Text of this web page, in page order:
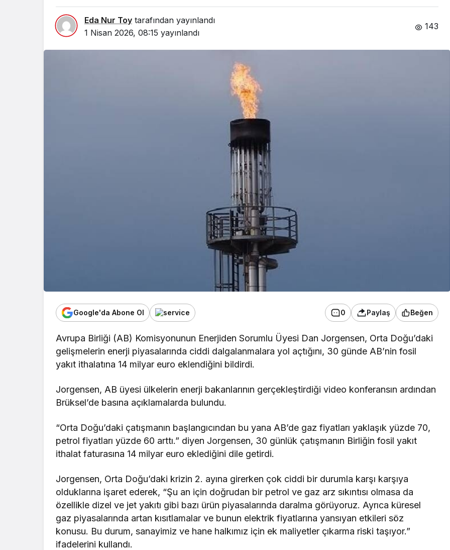
Eda Nur Toy tarafından yayınlandı
1 Nisan 2026, 08:15 yayınlandı
143
Google'da Abone Ol 0 Paylaş Beğen
Avrupa Birliği (AB) Komisyonunun Enerjiden Sorumlu Üyesi Dan Jorgensen, Orta Doğu’daki
gelişmelerin enerji piyasalarında ciddi dalgalanmalara yol açtığını, 30 günde AB’nin fosil
yakıt ithalatına 14 milyar euro eklendiğini bildirdi.
Jorgensen, AB üyesi ülkelerin enerji bakanlarının gerçekleştirdiği video konferansın ardından
Brüksel’de basına açıklamalarda bulundu.
“Orta Doğu’daki çatışmanın başlangıcından bu yana AB’de gaz fiyatları yaklaşık yüzde 70,
petrol fiyatları yüzde 60 arttı.” diyen Jorgensen, 30 günlük çatışmanın Birliğin fosil yakıt
ithalat faturasına 14 milyar euro eklediğini dile getirdi.
Jorgensen, Orta Doğu’daki krizin 2. ayına girerken çok ciddi bir durumla karşı karşıya
olduklarına işaret ederek, “Şu an için doğrudan bir petrol ve gaz arz sıkıntısı olmasa da
özellikle dizel ve jet yakıtı gibi bazı ürün piyasalarında daralma görüyoruz. Ayrıca küresel
gaz piyasalarında artan kısıtlamalar ve bunun elektrik fiyatlarına yansıyan etkileri söz
konusu. Bu durum, sanayimiz ve hane halkımız için ek maliyetler çıkarma riski taşıyor.”
ifadelerini kullandı.